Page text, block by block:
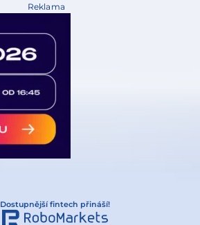
Reklama
Dostupnější fintech přináší!